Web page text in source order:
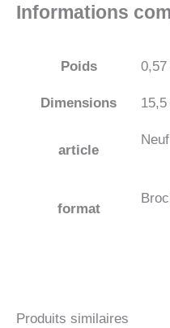
Informations
Poids 0,57
Dimensions
article
Neuf
format
Produits similaires